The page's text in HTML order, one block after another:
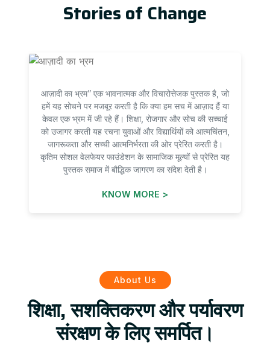
Stories of Change
आज़ादी का भ्रम” एक भावनात्मक और विचारोत्तेजक पुस्तक है, जो
हमें यह सोचने पर मजबूर करती है कि क्या हम सच में आज़ाद हैं या
केवल एक भ्रम में जी रहे हैं। शिक्षा, रोजगार और सोच की सच्चाई
को उजागर करती यह रचना युवाओं और विद्यार्थियों को आत्मचिंतन,
जागरूकता और सच्ची आत्मनिर्भरता की ओर प्रेरित करती है।
कृतिम सोशल वेलफेयर फाउंडेशन के सामाजिक मूल्यों से प्रेरित यह
पुस्तक समाज में बौद्धिक जागरण का संदेश देती है।
KNOW MORE >
About Us
शिक्षा, सशक्तिकरण और पर्यावरण
संरक्षण के लिए समर्पित।